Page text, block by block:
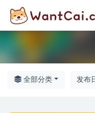
全部分类 发布